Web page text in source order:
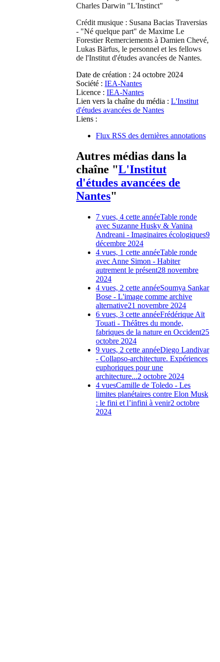
Charles Darwin "L'Instinct"
Crédit musique : Susana Bacias Traversias
- "Né quelque part" de Maxime Le
Forestier Remerciements à Damien Chevé,
Lukas Bärfus, le personnel et les fellows
de l'Institut d'études avancées de Nantes.
Date de création : 24 octobre 2024
Société : IEA-Nantes
Licence : IEA-Nantes
Lien vers la chaîne du média : L'Institut
d'études avancées de Nantes
Liens :
Flux RSS des dernières annotations
Autres médias dans la
chaîne "L'Institut
d'études avancées de
Nantes"
7 vues, 4 cette annéeTable ronde
avec Suzanne Husky & Vanina
Andreani - Imaginaires écologiques9
décembre 2024
4 vues, 1 cette annéeTable ronde
avec Anne Simon - Habiter
autrement le présent28 novembre
2024
4 vues, 2 cette annéeSoumya Sankar
Bose - L'image comme archive
alternative21 novembre 2024
6 vues, 3 cette annéeFrédérique Aït
Touati - Théâtres du monde,
fabriques de la nature en Occident25
octobre 2024
9 vues, 2 cette annéeDiego Landivar
- Collapso-architecture. Expériences
euphoriques pour une
architecture...2 octobre 2024
4 vuesCamille de Toledo - Les
limites planétaires contre Elon Musk
: le fini et l’infini à venir2 octobre
2024